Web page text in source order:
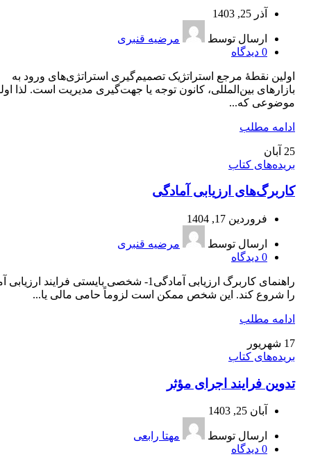
آذر 25, 1403
ارسال توسط
مرضیه قنبری
0 دیدگاه
اولین نقطۀ مرجع استراتژیک تصمیم‌گیری استراتژی‌های ورود به
بازارهای بین‌المللی، کانون توجه یا جهت‌گیری مدیریت است. لذا
موضوعی که...
ادامه مطلب
25 آبان
بریده‌های کتاب
کاربرگ‌های ارزیابی آمادگی
فروردین 17, 1404
ارسال توسط
مرضیه قنبری
0 دیدگاه
راهنمای کاربرگ ارزیابی آمادگی1- شخصی بایستی فرایند
را شروع کند. این شخص ممکن است لزوماً حامی مالی یا...
ادامه مطلب
17 شهریور
بریده‌های کتاب
تدوین فرایند اجرای مؤثر
آبان 25, 1403
ارسال توسط
مهتا رابعی
0 دیدگاه